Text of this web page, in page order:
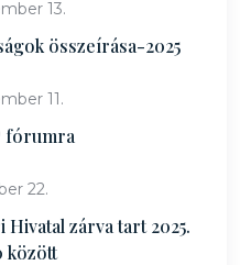
13.
összeírása-2025
11.
fórumra
22.
zárva tart 2025.
között